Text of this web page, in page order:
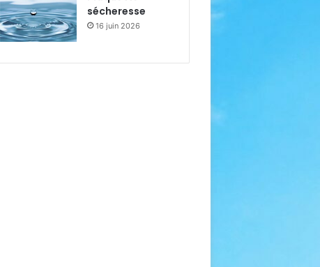
sécheresse
16 juin 2026